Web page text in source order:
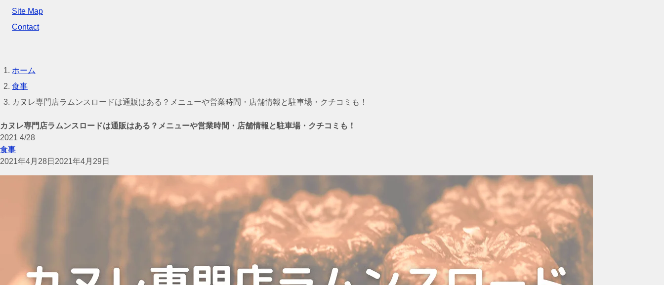
Site Map
Contact
ホーム
食事
カヌレ専門店ラムンスロードは通販はある？メニューや営業時間・店舗情報と駐車場・クチコミも！
カヌレ専門店ラムンスロードは通販はある？メニューや営業時間・店舗情報と駐車場・クチコミも！
2021 4/28
食事
2021年4月28日 2021年4月29日